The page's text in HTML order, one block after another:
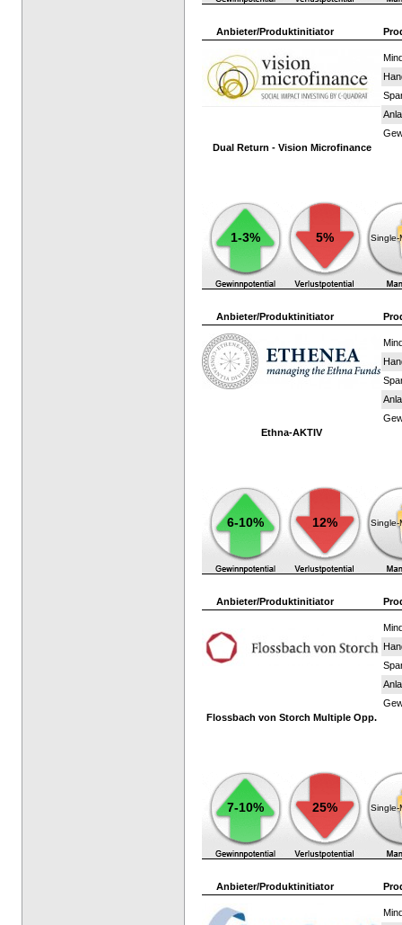
Anbieter/Produktinitiator
Dual Return - Vision Microfinance
1-3% 5% Single-
Anbieter/Produktinitiator
Ethna-AKTIV
6-10% 12% Single-
Anbieter/Produktinitiator
Flossbach von Storch Multiple Opp.
7-10% 25% Single-
Anbieter/Produktinitiator